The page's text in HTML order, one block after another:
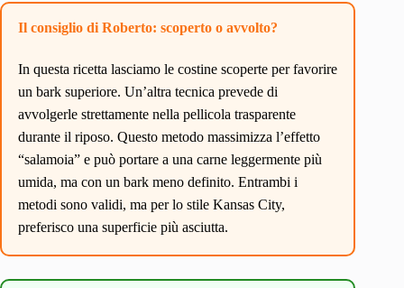
Il consiglio di Roberto: scoperto o avvolto?
In questa ricetta lasciamo le costine scoperte per favorire
un bark superiore. Un’altra tecnica prevede di
avvolgerle strettamente nella pellicola trasparente
durante il riposo. Questo metodo massimizza l’effetto
“salamoia” e può portare a una carne leggermente più
umida, ma con un bark meno definito. Entrambi i
metodi sono validi, ma per lo stile Kansas City,
preferisco una superficie più asciutta.